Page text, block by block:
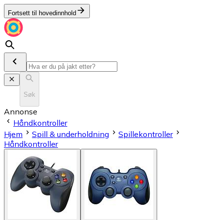
Fortsett til hovedinnhold
Søk
Annonse
Håndkontroller
Hjem
Spill & underholdning
Spillekontroller
Håndkontroller